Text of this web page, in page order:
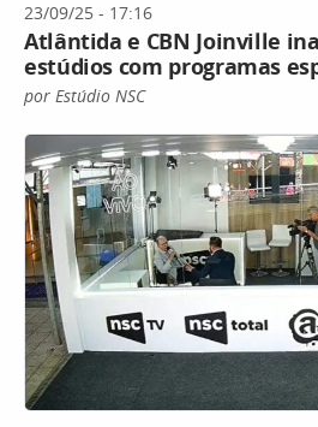
23/09/25 - 17:16
Atlântida e CBN Joinville
estúdios com programas
por Estúdio NSC